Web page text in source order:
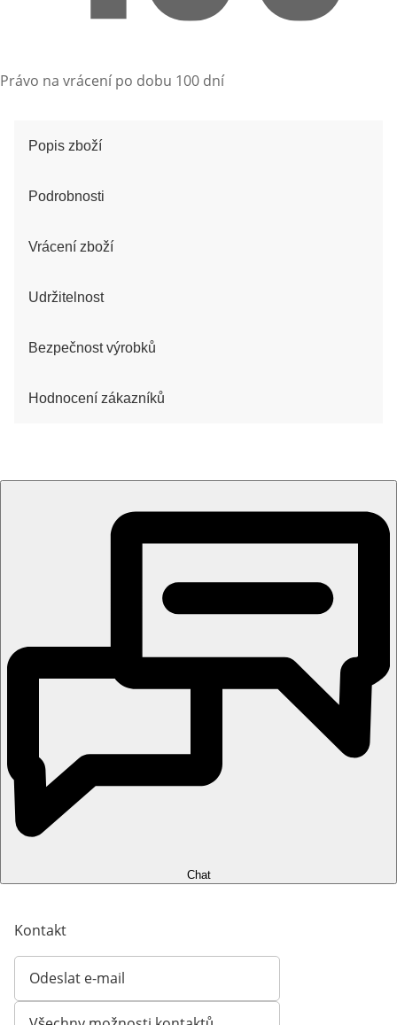
Právo na vrácení po dobu 100 dní
Popis zboží
Podrobnosti
Vrácení zboží
Udržitelnost
Bezpečnost výrobků
Hodnocení zákazníků
Chat
Kontakt
Odeslat e-mail
Otevírá e-mailového klienta